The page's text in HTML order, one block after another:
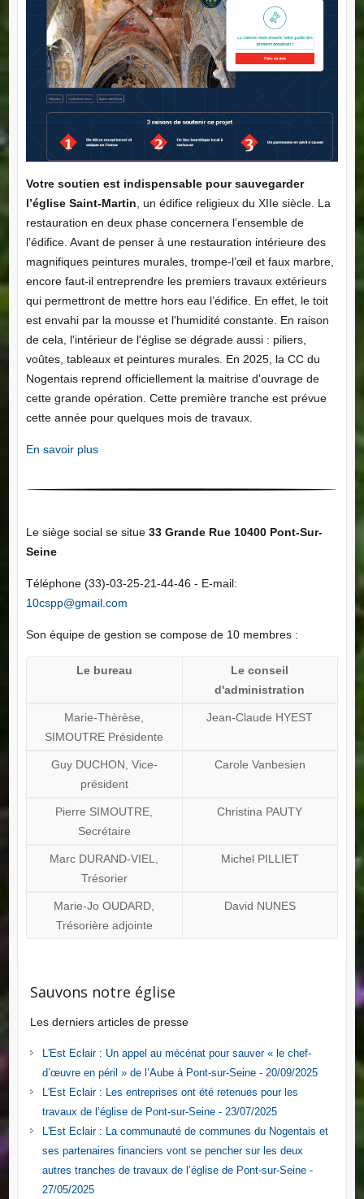
Votre soutien est indispensable pour sauvegarder
l’église Saint-Martin , un édifice religieux du XIIe siècle. La
restauration en deux phase concernera l’ensemble de
l’édifice. Avant de penser à une restauration intérieure des
magnifiques peintures murales, trompe-l’œil et faux marbre,
encore faut-il entreprendre les premiers travaux extérieurs
qui permettront de mettre hors eau l’édifice. En effet, le toit
est envahi par la mousse et l'humidité constante. En raison
de cela, l'intérieur de l'église se dégrade aussi : piliers,
voûtes, tableaux et peintures murales. En 2025, la CC du
Nogentais reprend officiellement la maitrise d'ouvrage de
cette grande opération. Cette première tranche est prévue
cette année pour quelques mois de travaux.
En savoir plus
Le siège social se situe 33 Grande Rue 10400 Pont-Sur-
Seine
Téléphone (33)-03-25-21-44-46 - E-mail:
10cspp@gmail.com
Son équipe de gestion se compose de 10 membres :
Le bureau
Le conseil
d'administration
Marie-Thèrèse,
SIMOUTRE Présidente
Jean-Claude HYEST
Guy DUCHON, Vice-
président
Carole Vanbesien
Pierre SIMOUTRE,
Secrétaire
Christina PAUTY
Marc DURAND-VIEL,
Trésorier
Michel PILLIET
Marie-Jo OUDARD,
Trésorière adjointe
David NUNES
Sauvons notre église
Les derniers articles de presse
L'Est Eclair : Un appel au mécénat pour sauver « le chef-
d’œuvre en péril » de l’Aube à Pont-sur-Seine - 20/09/2025
L'Est Eclair : Les entreprises ont été retenues pour les
travaux de l’église de Pont-sur-Seine - 23/07/2025
L'Est Eclair : La communauté de communes du Nogentais et
ses partenaires financiers vont se pencher sur les deux
autres tranches de travaux de l’église de Pont-sur-Seine -
27/05/2025